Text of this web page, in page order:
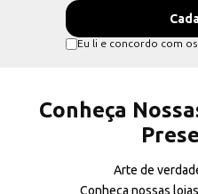
Eu li e concordo com
Conheça
Arte de
Conheça nossas